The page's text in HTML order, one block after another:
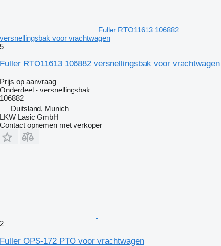
Fuller RTO11613 106882
versnellingsbak voor vrachtwagen
5
Fuller RTO11613 106882 versnellingsbak voor vrachtwagen
Prijs op aanvraag
Onderdeel - versnellingsbak
106882
Duitsland, Munich
LKW Lasic GmbH
Contact opnemen met verkoper
2
Fuller OPS-172 PTO voor vrachtwagen